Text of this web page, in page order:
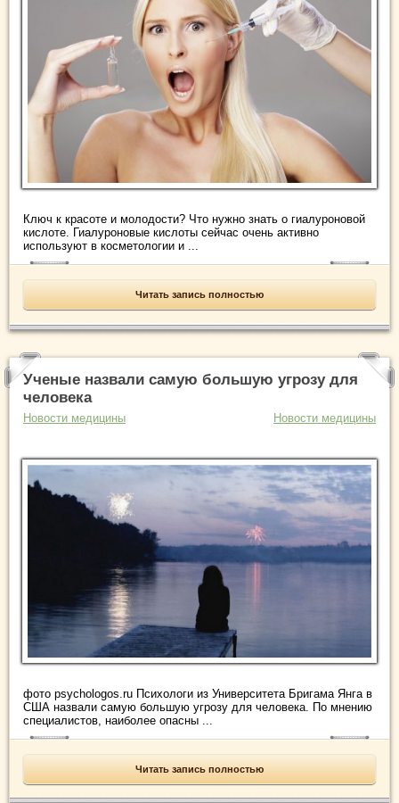
Ключ к красоте и молодости? Что нужно знать о гиалуроновой
кислоте. Гиалуроновые кислоты сейчас очень активно
используют в косметологии и ...
Читать запись полностью
Ученые назвали самую большую угрозу для
человека
Новости медицины Новости медицины
фото psychologos.ru Психологи из Университета Бригама Янга в
США назвали самую большую угрозу для человека. По мнению
специалистов, наиболее опасны ...
Читать запись полностью